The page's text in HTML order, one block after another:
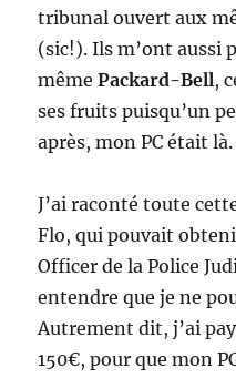
tribunal ouvert aux
(sic!). Ils m’ont aussi
mêmePackard-Bell,
ses fruits puisqu’un
après, mon PC était là.
J’ai raconté toute
Flo, qui pouvait
Officer de la Police
entendre que je ne
Autrement dit, j’ai
150€, pour que mon